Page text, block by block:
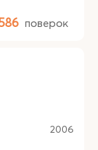
поверок
2006